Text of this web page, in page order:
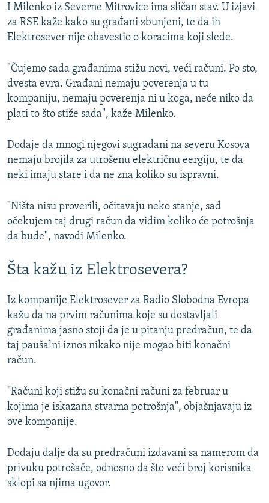
Auto 240p 360p 480p
360p
480p
1080p
I Milenko iz Severne Mitrovice ima sličan stav. U izjavi
za RSE kaže kako su građani zbunjeni, te da ih
Elektrosever nije obavestio o koracima koji slede.
"Čujemo sada građanima stižu novi, veći računi. Po sto,
dvesta evra. Građani nemaju poverenja u tu
kompaniju, nemaju poverenja ni u koga, neće niko da
plati to što stiže sada", kaže Milenko.
Dodaje da mnogi njegovi sugrađani na severu Kosova
nemaju brojila za utrošenu električnu eergiju, te da
neki imaju stare i da ne zna koliko su ispravni.
"Ništa nisu proverili, očitavaju neko stanje, sad
očekujem taj drugi račun da vidim koliko će potrošnja
da bude", navodi Milenko.
Šta kažu iz Elektrosevera?
Iz kompanije Elektrosever za Radio Slobodna Evropa
kažu da na prvim računima koje su dostavljali
građanima jasno stoji da je u pitanju predračun, te da
taj paušalni iznos nikako nije mogao biti konačni
račun.
"Računi koji stižu su konačni računi za februar u
kojima je iskazana stvarna potrošnja", objašnjavaju iz
ove kompanije.
Dodaju dalje da su predračuni izdavani sa namerom da
privuku potrošače, odnosno da što veći broj korisnika
sklopi sa njima ugovor.